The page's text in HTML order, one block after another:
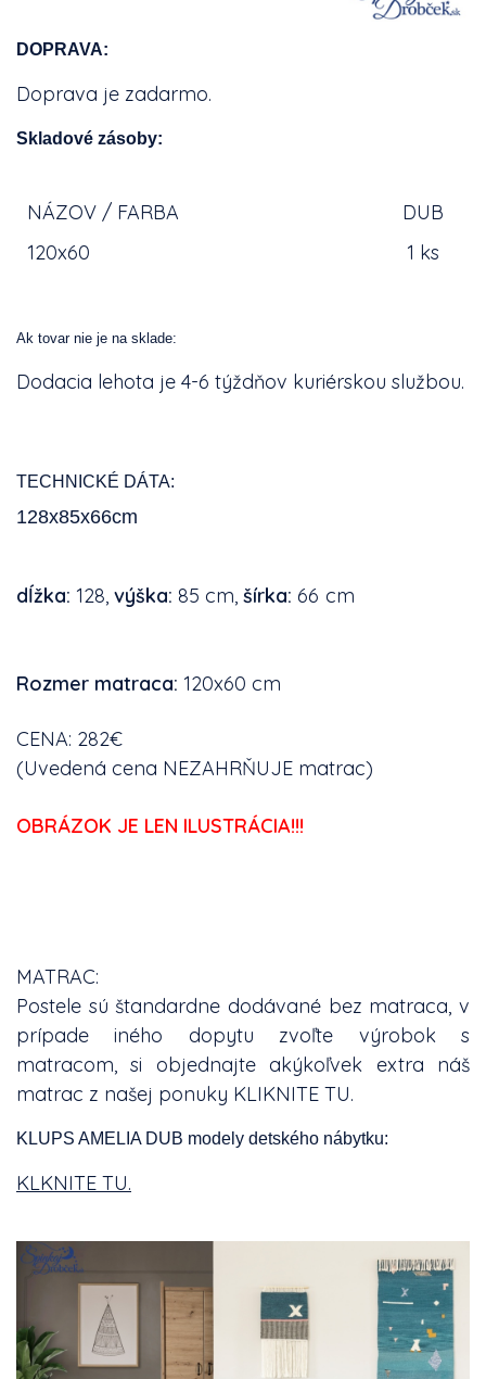
DOPRAVA:
Doprava je zadarmo.
Skladové zásoby:
NÁZOV / FARBA
DUB
120x60
1 ks
Ak tovar nie je na sklade:
Dodacia lehota je 4-6 týždňov kuriérskou službou.
TECHNICKÉ DÁTA:
128x85x66cm
dĺžka: 128,výška:85 cm,šírka: 66 cm
Rozmer matraca: 120x60 cm
CENA: 282€
(Uvedená cena NEZAHRŇUJE matrac)
OBRÁZOK JE LEN ILUSTRÁCIA!!!
MATRAC:
Postele sú štandardne dodávané bez matraca, v
prípade iného dopytu zvoľte výrobok s
matracom, si objednajte akýkoľvek extra náš
matrac z našej ponuky KLIKNITE TU.
KLUPS AMELIA DUB modely detského nábytku:
KLKNITE TU.